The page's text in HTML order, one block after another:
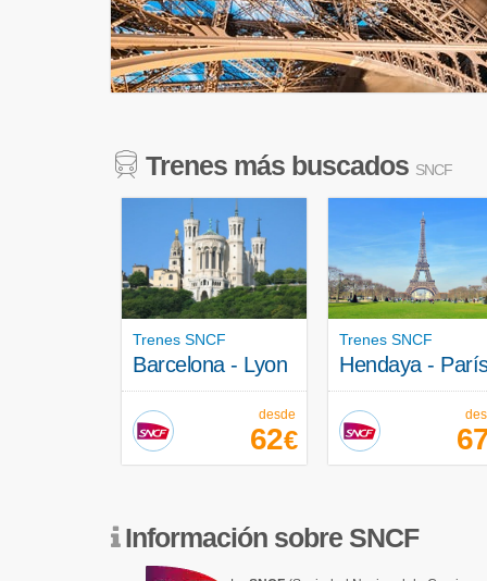
Trenes más buscados SNCF
Trenes SNCF
Barcelona - Lyon
desde
62€
Trenes SNCF
Hendaya -
Información sobre SNCF